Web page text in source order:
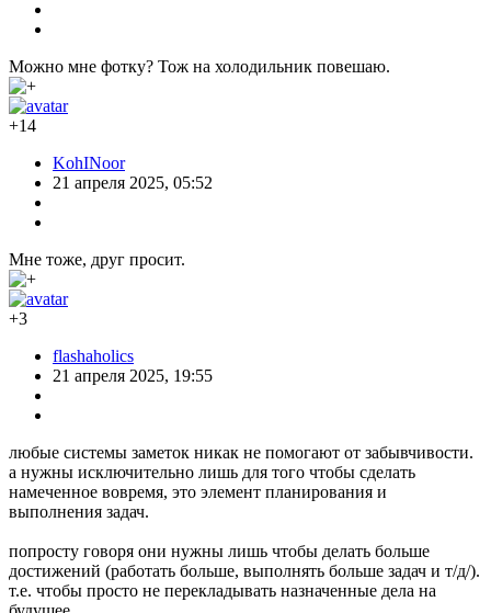
Можно мне фотку? Тож на холодильник повешаю.
+14
KohINoor
21 апреля 2025, 05:52
Мне тоже, друг просит.
+3
flashaholics
21 апреля 2025, 19:55
любые системы заметок никак не помогают от забывчивости.
а нужны исключительно лишь для того чтобы сделать
намеченное вовремя, это элемент планирования и
выполнения задач.
попросту говоря они нужны лишь чтобы делать больше
достижений (работать больше, выполнять больше задач и т/д/).
т.е. чтобы просто не перекладывать назначенные дела на